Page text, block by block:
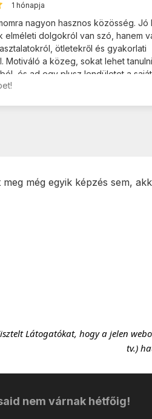
1 hónapja
nagyon hasznos közösség. Jó
elméleti dolgokról van szó, hanem
ötletekről és gyakorlati
Motiváló a közeg, sokat lehet
és ad egy plusz lendületet a saját
is. Örülök, hogy tagja
még egyik képzés sem,
Látogatókat, hogy a jelen
tv.)
nem várnak hétfőig!